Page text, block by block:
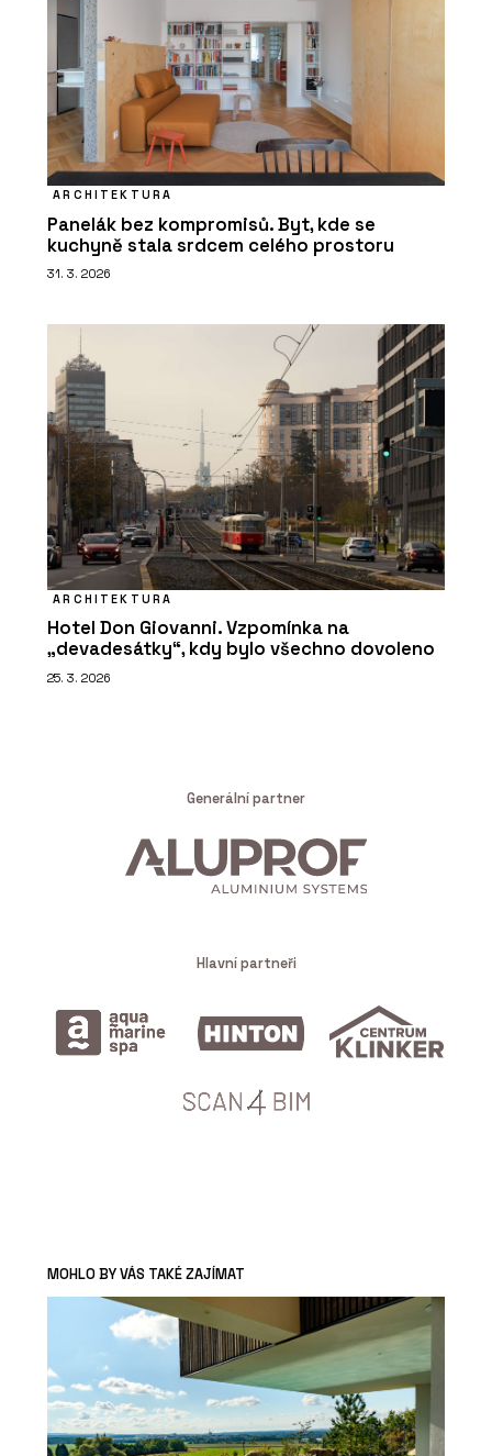
ARCHITEKTURA
Panelák bez kompromisů. Byt, kde se
kuchyně stala srdcem celého prostoru
31. 3. 2026
ARCHITEKTURA
Hotel Don Giovanni. Vzpomínka na
„devadesátky“, kdy bylo všechno dovoleno
25. 3. 2026
Generální partner
Hlavní partneři
MOHLO BY VÁS TAKÉ ZAJÍMAT